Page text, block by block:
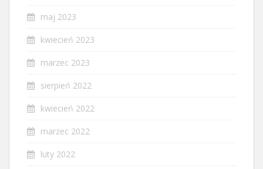
maj 2023
kwiecień 2023
marzec 2023
sierpień 2022
kwiecień 2022
marzec 2022
luty 2022